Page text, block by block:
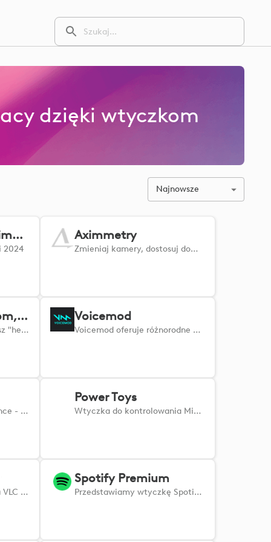
dzięki wtyczkom
Najnowsze
Microsoft Flight Simulator
2024
Aximmetry
Zmieniaj kamery, dostosuj dowolną właściwość lub wybierz dowolny przycisk tablicy kontrolnej sceny Aximmetry z urządzenia.
MuteDeck for Zoom, Teams & Google Meet
Nigdy więcej nie usłyszysz "hej, jesteś wyciszony". Redukcja stresu i błędów podczas spotkań.
Voicemod
Voicemod oferuje różnorodne filtry, które zmieniają głos w czasie rzeczywistym, zapewniając natychmiastową, dotykową kontrolę.
Twój nowy skrót do brillance - znacznie przyspiesz pracę w CorelDRAW dzięki tej nowej wtyczce.
Power Toys
Wtyczka do kontrolowania Microsoft PowerToys.
Wtyczka do odtwarzacza VLC — łatwe sterowanie funkcjami VLC bezpośrednio z urządzenia Logi.
Spotify Premium
Przedstawiamy wtyczkę Spotify Premium dla Twojego urządzenia Logi – Twoją bramę do jeszcze lepszych wrażeń muzycznych.